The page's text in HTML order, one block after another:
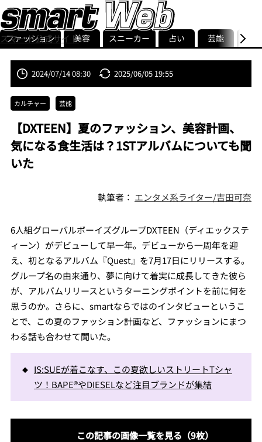
スマート公式サイト
smart最新号
記事一覧ランキング
ストリ
ファッション 美容 スニーカー 占い 芸能 グル
2024/07/14 08:30 2025/06/05 19:55
カルチャー 芸能
【DXTEEN】夏のファッション、美容計画、
気になる食生活は？1STアルバムについても聞
いた
執筆者： エンタメ系ライター/吉田可奈
6人組グローバルボーイズグループDXTEEN（ディエックステ
ィーン）がデビューして早一年。デビューから一周年を迎
え、初となるアルバム『Quest』を7月17日にリリースする。
グループ名の由来通り、夢に向けて着実に成長してきた彼ら
が、アルバムリリースというターニングポイントを前に何を
思うのか。さらに、smartならではのインタビューというこ
とで、この夏のファッション計画など、ファッションにまつ
わる話も合わせて聞いた。
IS:SUEが着こなす、この夏欲しいストリートTシャ
ツ！BAPE®やDIESELなど注目ブランドが集結
この記事の画像一覧を見る（9枚）